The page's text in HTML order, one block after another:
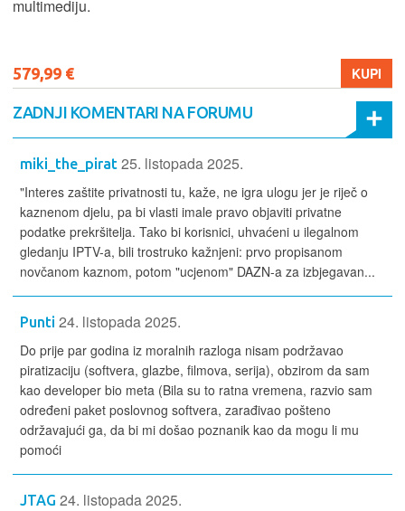
multimediju.
579,99 € KUPI
ZADNJI KOMENTARI NA FORUMU
miki_the_pirat 25. listopada 2025.
"Interes zaštite privatnosti tu, kaže, ne igra ulogu jer je riječ o
kaznenom djelu, pa bi vlasti imale pravo objaviti privatne
podatke prekršitelja. Tako bi korisnici, uhvaćeni u ilegalnom
gledanju IPTV-a, bili trostruko kažnjeni: prvo propisanom
novčanom kaznom, potom "ucjenom" DAZN-a za izbjegavan...
Punti 24. listopada 2025.
Do prije par godina iz moralnih razloga nisam podržavao
piratizaciju (softvera, glazbe, filmova, serija), obzirom da sam
kao developer bio meta (Bila su to ratna vremena, razvio sam
određeni paket poslovnog softvera, zarađivao pošteno
održavajući ga, da bi mi došao poznanik kao da mogu li mu
pomoći
JTAG 24. listopada 2025.